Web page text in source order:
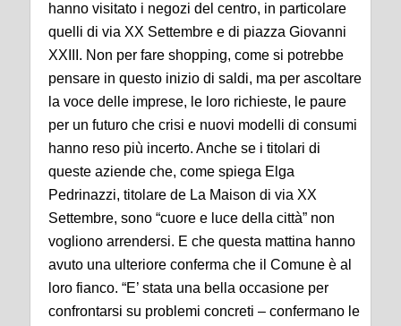
hanno visitato i negozi del centro, in particolare
quelli di via XX Settembre e di piazza Giovanni
XXIII. Non per fare shopping, come si potrebbe
pensare in questo inizio di saldi, ma per ascoltare
la voce delle imprese, le loro richieste, le paure
per un futuro che crisi e nuovi modelli di consumi
hanno reso più incerto. Anche se i titolari di
queste aziende che, come spiega Elga
Pedrinazzi, titolare de La Maison di via XX
Settembre, sono “cuore e luce della città” non
vogliono arrendersi. E che questa mattina hanno
avuto una ulteriore conferma che il Comune è al
loro fianco. “E’ stata una bella occasione per
confrontarsi su problemi concreti – confermano le